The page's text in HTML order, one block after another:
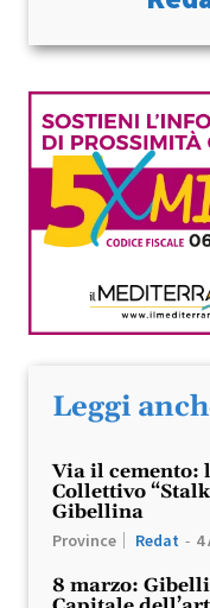
Leggi
Via il cemento:
Collettivo
Gibellina
Province Redat - 4
8 marzo: